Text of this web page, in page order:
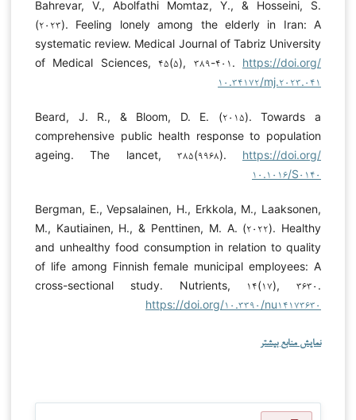
Bahrevar, V., Abolfathi Momtaz, Y., & Hosseini, S.
(۲۰۲۳). Feeling lonely among the elderly in Iran: A
systematic review. Medical Journal of Tabriz University
of Medical Sciences, ۴۵(۵), ۳۸۹-۴۰۱. https://doi.org/
۱۰.۳۴۱۷۲/mj.۲۰۲۳.۰۴۱
Beard, J. R., & Bloom, D. E. (۲۰۱۵). Towards a
comprehensive public health response to population
ageing. The lancet, ۳۸۵(۹۹۶۸). https://doi.org/
۱۰.۱۰۱۶/S۰۱۴۰
Bergman, E., Vepsalainen, H., Erkkola, M., Laaksonen,
M., Kautiainen, H., & Penttinen, M. A. (۲۰۲۲). Healthy
and unhealthy food consumption in relation to quality
of life among Finnish female municipal employees: A
cross-sectional study. Nutrients, ۱۴(۱۷), ۳۶۳۰.
https://doi.org/۱۰.۳۳۹۰/nu۱۴۱۷۳۶۳۰
نمایش منابع بیشتر